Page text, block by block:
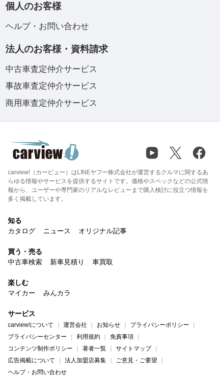
個人のお客様
ヘルプ・お問い合わせ
法人のお客様・資料請求
中古車査定仲介サービス
事故車査定仲介サービス
商用車査定仲介サービス
carview!（カービュー）はLINEヤフー株式会社が運営するクルマに関するあ
らゆる情報やサービスを提供するサイトです。価格やスペックなどの公式情
報から、ユーザーや専門家のリアルなレビューまで購入検討に役立つ情報を
多く掲載しています。
知る
カタログ
ニュース オリジナル記事
買う・売る
中古車検索
新車見積り 車買取
楽しむ
マイカー
みんカラ
サービス
carview!について 運営会社 お知らせ
プライバシーポリシー
プライバシーセンター
利用規約
免責事項
コンテンツ制作ポリシー
著者一覧
サイトマップ
広告掲載について
法人加盟店募集
ご意見・ご要望
ヘルプ・お問い合わせ